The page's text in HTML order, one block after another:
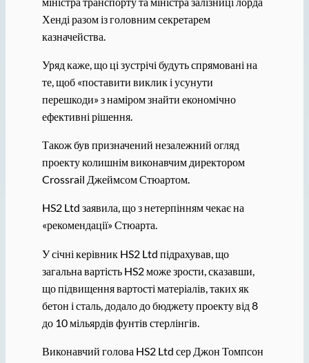
Хенді разом із головним секретарем
казначейства.
Уряд каже, що ці зустрічі будуть спрямовані на
те, щоб «поставити виклик і усунути
перешкоди» з наміром знайти економічно
ефективні рішення.
Також був призначений незалежний огляд
проекту колишнім виконавчим директором
Crossrail Джеймсом Стюартом.
HS2 Ltd заявила, що з нетерпінням чекає на
«рекомендації» Стюарта.
У січні керівник HS2 Ltd підрахував, що
загальна вартість HS2 може зрости, сказавши,
що підвищення вартості матеріалів, таких як
бетон і сталь, додало до бюджету проекту від 8
до 10 мільярдів фунтів стерлінгів.
Виконавчий голова HS2 Ltd сер Джон Томпсон